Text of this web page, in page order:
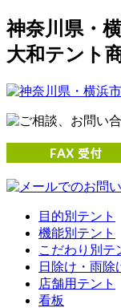
神奈川県・
大和テント
目的別テント
機能別テント
こだわり別テ
日除け・雨除
店舗用テント
看板